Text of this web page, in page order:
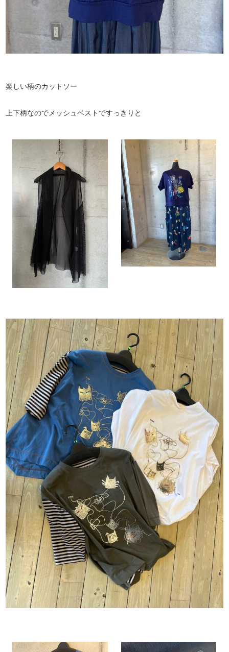
楽しい柄のカットソー
上下柄なのでメッシュベストですっきりと